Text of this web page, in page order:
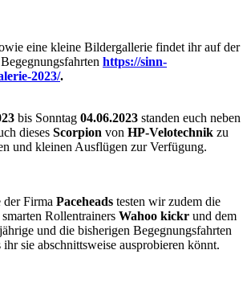
eine kleine Bildergallerie findet ihr auf der
https://sinn-
2023/.
bis Sonntag 04.06.2023 standen euch neben
dieses Scorpion von HP-Velotechnik zu
und kleinen Ausflügen zur Verfügung.
Firma Paceheads testen wir zudem die
Rollentrainers Wahoo kickr und dem
und die bisherigen Begegnungsfahrten
ihr sie abschnittsweise ausprobieren könnt.